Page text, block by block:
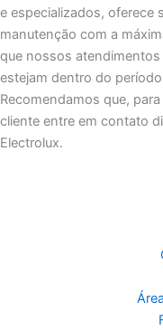
e especializados, oferece
manutenção com a
que nossos
estejam dentro do
Recomendamos que,
cliente entre em contato
Electrolux.